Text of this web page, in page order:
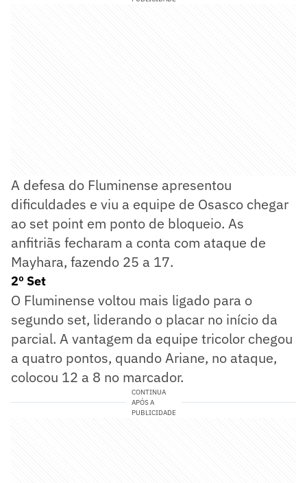
A defesa do Fluminense apresentou
dificuldades e viu a equipe de Osasco chegar
ao set point em ponto de bloqueio. As
anfitriãs fecharam a conta com ataque de
Mayhara, fazendo 25 a 17.
2º Set
O Fluminense voltou mais ligado para o
segundo set, liderando o placar no início da
parcial. A vantagem da equipe tricolor chegou
a quatro pontos, quando Ariane, no ataque,
colocou 12 a 8 no marcador.
CONTINUA
APÓS A
PUBLICIDADE